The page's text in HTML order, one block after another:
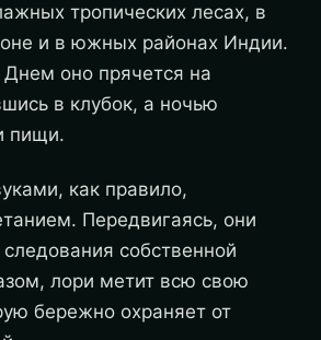
тропических лесах, в
и в южных районах Индии.
оно прячется на
в клубок, а ночью
пищи.
как правило,
Передвигаясь, они
собственной
лори метит всю свою
бережно охраняет от